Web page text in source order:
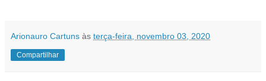
Arionauro Cartuns às terça-feira, novembro 03, 2020
Compartilhar